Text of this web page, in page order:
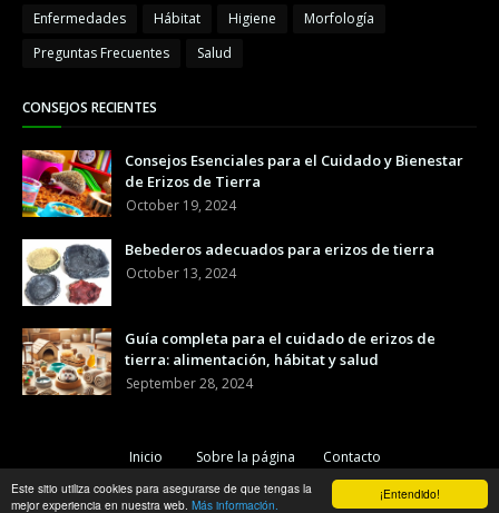
¡Entendido!
Este sitio utiliza cookies para asegurarse de que tengas la
mejor experiencia en nuestra web. Más información.
Enfermedades
Hábitat Higiene
Morfología
Preguntas Frecuentes
Salud
CONSEJOS RECIENTES
Consejos Esenciales para el Cuidado y Bienestar
de Erizos de Tierra
October 19, 2024
Bebederos adecuados para erizos de tierra
October 13, 2024
Guía completa para el cuidado de erizos de
tierra: alimentación, hábitat y salud
September 28, 2024
Inicio Sobre la página
Contacto
Copyright ©2026Erizopedia